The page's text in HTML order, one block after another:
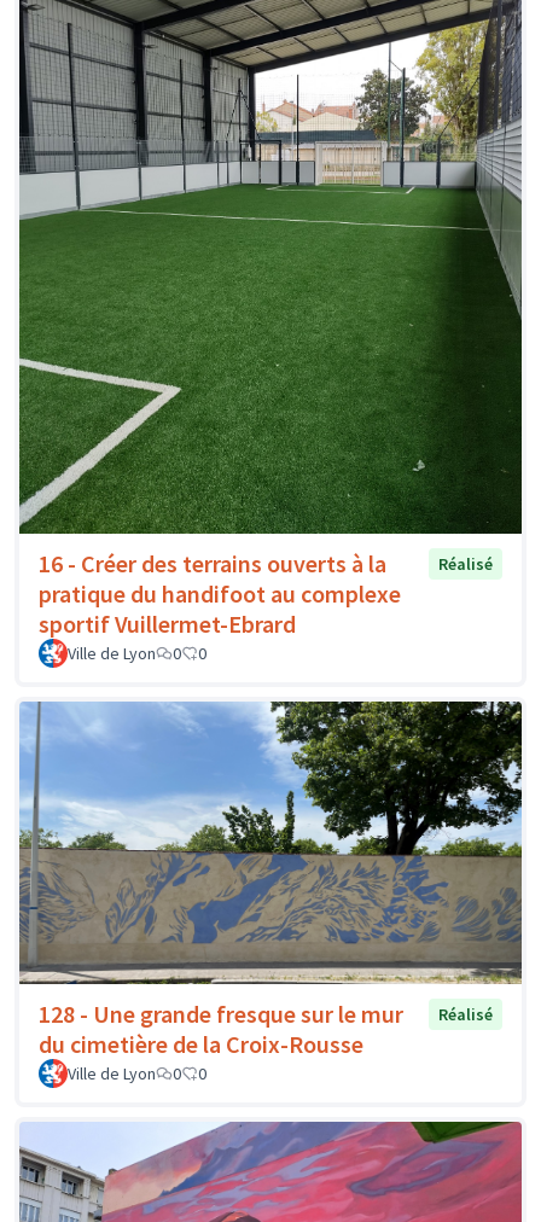
16 - Créer des terrains ouverts à la
pratique du handifoot au complexe
sportif Vuillermet-Ebrard
Réalisé
Ville de Lyon 0 0
128 - Une grande fresque sur le mur
du cimetière de la Croix-Rousse
Réalisé
Ville de Lyon 0 0